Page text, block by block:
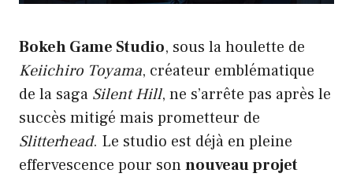
Bokeh Game Studio, sous la houlette de
Keiichiro Toyama, créateur emblématique
de la saga Silent Hill, ne s’arrête pas après le
succès mitigé mais prometteur de
Slitterhead. Le studio est déjà en pleine
effervescence pour sonnouveau projet